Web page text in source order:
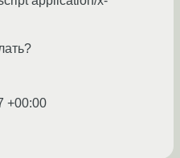
+00:00